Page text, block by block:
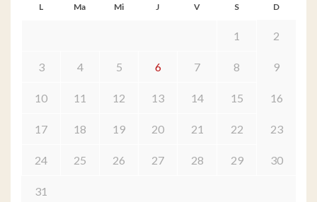
L Ma Mi J V S D
1 2
3 4 5 6 7 8 9
10 11 12 13 14 15 16
17 18 19 20 21 22 23
24 25 26 27 28 29 30
31